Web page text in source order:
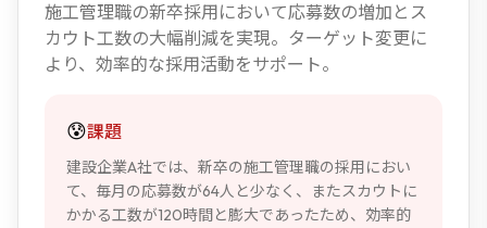
施工管理職の新卒採用において応募数の増加とス
カウト工数の大幅削減を実現。ターゲット変更に
より、効率的な採用活動をサポート。
😰課題
建設企業A社では、新卒の施工管理職の採用におい
て、毎月の応募数が64人と少なく、またスカウトに
かかる工数が120時間と膨大であったため、効率的